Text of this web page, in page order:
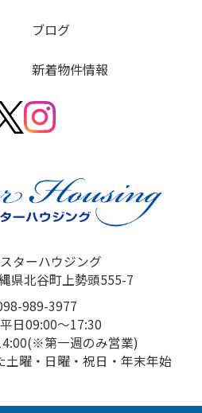
ブログ
新着物件情報
ターハウジング
県北谷町上勢頭555-7
989-3977
日09:00～17:30
第一週のみ営業)
土曜・日曜・祝日・年末年始